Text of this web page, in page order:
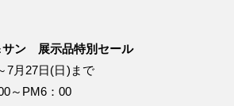
サン 展示品特別セール
7月27日(日)まで
～PM6：00